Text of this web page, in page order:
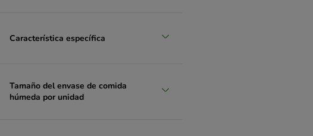
Característica específica
Tamaño del envase de comida
húmeda por unidad